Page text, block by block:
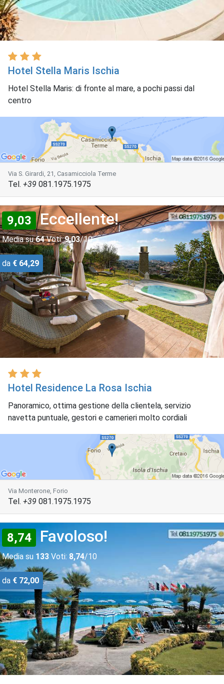
Hotel Stella Maris Ischia
Hotel Stella Maris: di fronte al mare, a pochi passi dal
centro
Via S. Girardi, 21, Casamicciola Terme
Tel. +39 081.1975.1975
9,03 Eccellente!
Media su64Voti: 9,03/10
da € 64,29
Hotel Residence La Rosa Ischia
Panoramico, ottima gestione della clientela, servizio
navetta puntuale, gestori e camerieri molto cordiali
Via Monterone, Forio
Tel. +39 081.1975.1975
8,74 Favoloso!
Media su 133 Voti: 8,74/10
da € 72,00